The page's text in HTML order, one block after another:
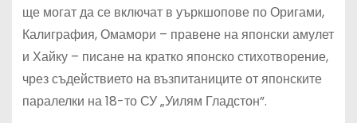
ще могат да се включат в уъркшопове по Оригами,
Калиграфия, Омамори – правене на японски амулет
и Хайку – писане на кратко японско стихотворение,
чрез съдействието на възпитаниците от японските
паралелки на 18-то СУ „Уилям Гладстон”.